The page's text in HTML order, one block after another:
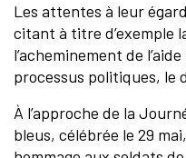
Les attentes à leur
citant à titre d’exemple
l’acheminement de
processus politiques, le
À l’approche de la
bleus, célébrée le 29